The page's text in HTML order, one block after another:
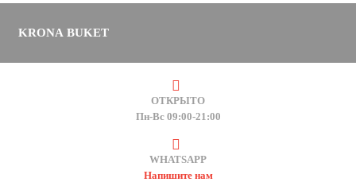
KRONA BUKET
ОТКРЫТО
Пн-Вс 09:00-21:00
WHATSAPP
Напишите нам